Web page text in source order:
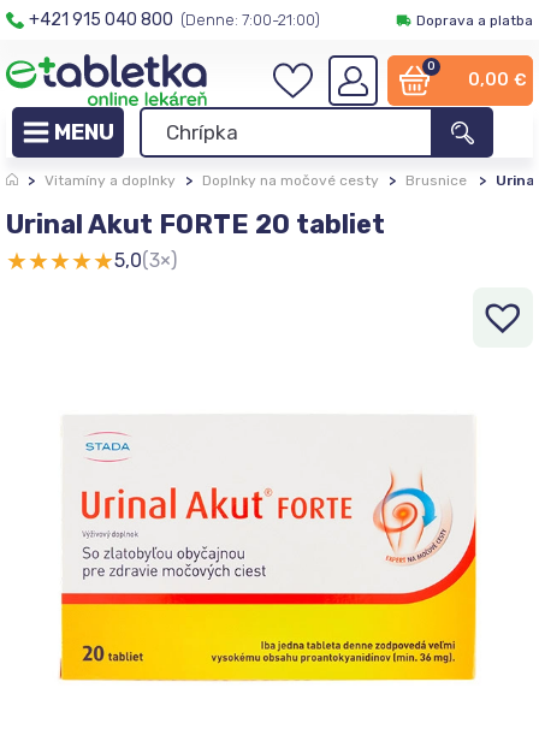
+421 915 040 800 (Denne: 7:00-21:00) Doprava a platba
0
0,00 €
> Vitamíny a doplnky > Doplnky na močové cesty > Brusnice >
Urinal Akut FORTE 20 tabliet
★★★★★5,0(3×)